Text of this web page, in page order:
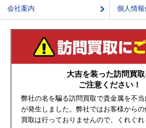
会社案内 個人情
大吉を装った訪問買
ご注意ください！
弊社の名を騙る訪問買取で貴金属を不
が発生しました。弊社ではお客様から
買取は行っておりませんので、くれぐれ